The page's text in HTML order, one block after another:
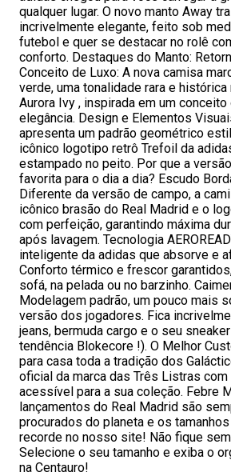
qualquer lugar. O novo manto Away
incrivelmente elegante, feito sob
futebol e quer se destacar no rolê
conforto. Destaques do Manto:
Conceito de Luxo: A nova camisa
verde, uma tonalidade rara e
Aurora Ivy , inspirada em um
elegância. Design e Elementos
apresenta um padrão geométrico
icônico logotipo retrô Trefoil da
estampado no peito. Por que a versão
favorita para o dia a dia? Escudo
Diferente da versão de campo, a
icônico brasão do Real Madrid e o
com perfeição, garantindo máxima
após lavagem. Tecnologia
inteligente da adidas que absorve e
Conforto térmico e frescor
sofá, na pelada ou no barzinho.
Modelagem padrão, um pouco mais
versão dos jogadores. Fica
jeans, bermuda cargo e o seu
tendência Blokecore !). O Melhor
para casa toda a tradição dos
oficial da marca das Três Listras com
acessível para a sua coleção. Febre
lançamentos do Real Madrid são
procurados do planeta e os
recorde no nosso site! Não fique
Selecione o seu tamanho e exiba o
na Centauro!